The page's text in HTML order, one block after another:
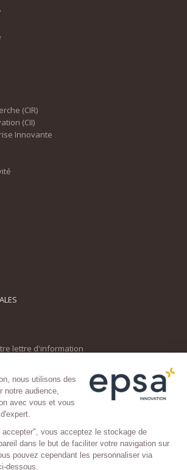
nous utilisons des
notre audience,
avec vous et vous
accepter", vous acceptez le stockage de
dans le but de faciliter votre navigation sur
pouvez cependant les personnaliser via
dessous.
(CIR)
(CII)
Innovante
lettre d'information